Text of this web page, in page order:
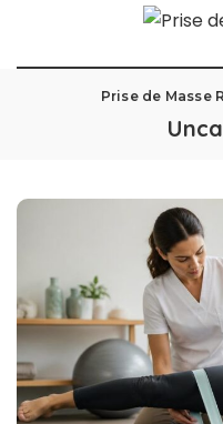
Prise de Masse